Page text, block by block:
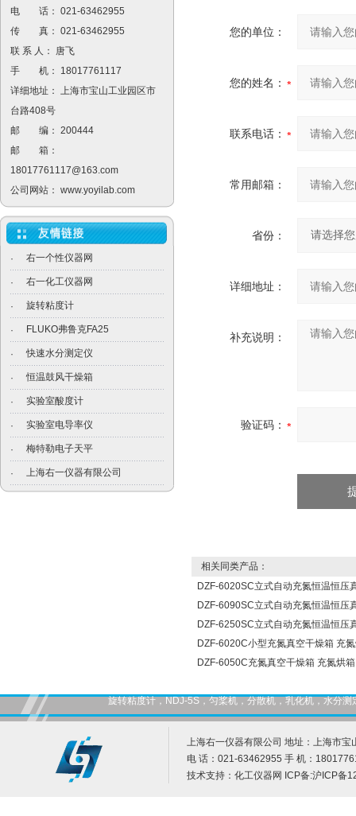
电 话： 021-63462955
传 真： 021-63462955
联 系 人： 唐飞
手 机： 18017761117
详细地址： 上海市宝山工业园区市
台路408号
邮 编： 200444
邮 箱：
18017761117@163.com
公司网站： www.yoyilab.com
· 右一个性仪器网
· 右一化工仪器网
· 旋转粘度计
· FLUKO弗鲁克FA25
· 快速水分测定仪
· 恒温鼓风干燥箱
· 实验室酸度计
· 实验室电导率仪
· 梅特勒电子天平
· 上海右一仪器有限公司
您的单位：
您的姓名：
联系电话：
常用邮箱：
省份：
详细地址：
补充说明：
验证码：
相关同类产品：
DZF-6020SC立式自动充氮恒温恒压
DZF-6090SC立式自动充氮恒温恒压
DZF-6250SC立式自动充氮恒温恒压
DZF-6020C小型充氮真空干燥箱 充
DZF-6050C充氮真空干燥箱 充氮烘箱
旋转粘度计，NDJ-5S，匀桨机，分散机，乳化机，水分
上海右一仪器有限公司 地址：上海市宝
电 话：021-63462955 手 机：
技术支持： 化工仪器网 ICP备:沪ICP备